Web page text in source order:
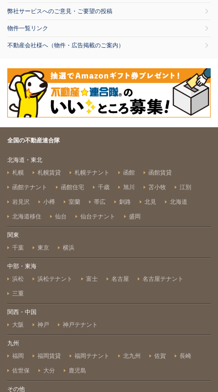
弊社サービスへのご意見・ご要望の投稿
物件一覧リンク
不動産会社様へ（物件・広告掲載のご案内）
全国の不動産連合隊
北海道・東北
札幌
札幌賃貸 札幌テナント 函館 函館賃貸
函館テナント 函館住宅 千歳 旭川 苫小牧 江別
岩見沢 小樽 室蘭 帯広 釧路 北見 北海道
北海道移住 仙台 仙台テナント 盛岡
関東
千葉
東京 横浜
中部・東海
浜松
浜松テナント 富士 名古屋 名古屋テナント
三重
関西・中国
大阪
神戸 神戸テナント
九州
福岡
福岡賃貸 福岡テナント 北九州 佐賀 長崎
佐世保 大分 鹿児島
その他